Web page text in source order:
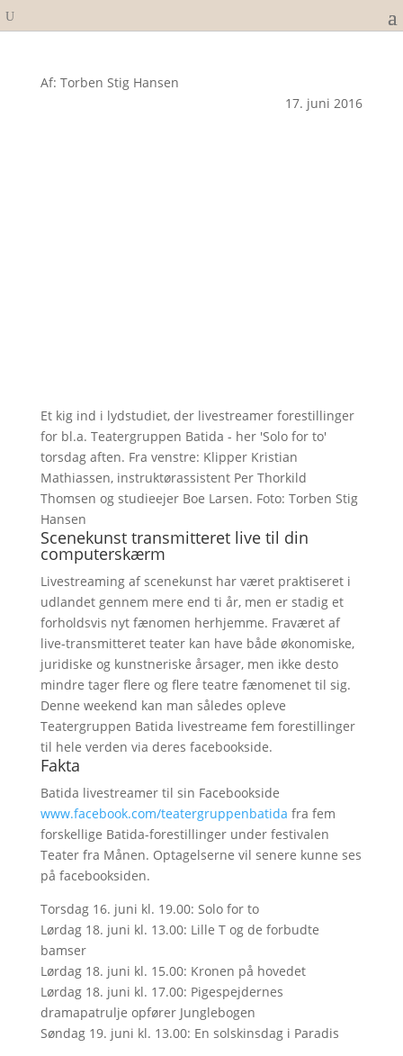
Af: Torben Stig Hansen
17. juni 2016
Et kig ind i lydstudiet, der livestreamer forestillinger
for bl.a. Teatergruppen Batida - her 'Solo for to'
torsdag aften. Fra venstre: Klipper Kristian
Mathiassen, instruktørassistent Per Thorkild
Thomsen og studieejer Boe Larsen. Foto: Torben Stig
Hansen
Scenekunst transmitteret live til din
computerskærm
Livestreaming af scenekunst har været praktiseret i
udlandet gennem mere end ti år, men er stadig et
forholdsvis nyt fænomen herhjemme. Fraværet af
live-transmitteret teater kan have både økonomiske,
juridiske og kunstneriske årsager, men ikke desto
mindre tager flere og flere teatre fænomenet til sig.
Denne weekend kan man således opleve
Teatergruppen Batida livestreame fem forestillinger
til hele verden via deres facebookside.
Fakta
Batida livestreamer til sin Facebookside
www.facebook.com/teatergruppenbatida fra fem
forskellige Batida-forestillinger under festivalen
Teater fra Månen. Optagelserne vil senere kunne ses
på facebooksiden.
Torsdag 16. juni kl. 19.00: Solo for to
Lørdag 18. juni kl. 13.00: Lille T og de forbudte
bamser
Lørdag 18. juni kl. 15.00: Kronen på hovedet
Lørdag 18. juni kl. 17.00: Pigespejdernes
dramapatrulje opfører Junglebogen
Søndag 19. juni kl. 13.00: En solskinsdag i Paradis